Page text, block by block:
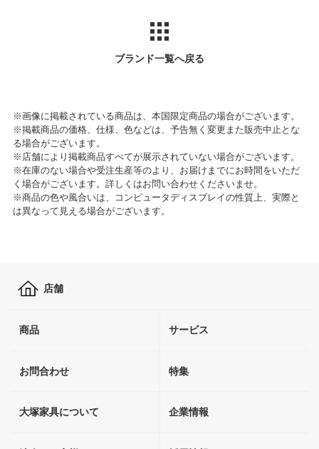
ブランド一覧へ戻る
※画像に掲載されている商品は、本国限定商品の場合がございます。
※掲載商品の価格、仕様、色などは、予告無く変更また販売中止とな
る場合がございます。
※店舗により掲載商品すべてが展示されていない場合がございます。
※在庫のない場合や受注生産等のより、お届けまでにお時間をいただ
く場合がございます。詳しくはお問い合わせくださいませ。
※商品の色や風合いは、コンピュータディスプレイの性質上、実際と
は異なって見える場合がございます。
店舗
商品 サービス
お問合わせ 特集
大塚家具について 企業情報